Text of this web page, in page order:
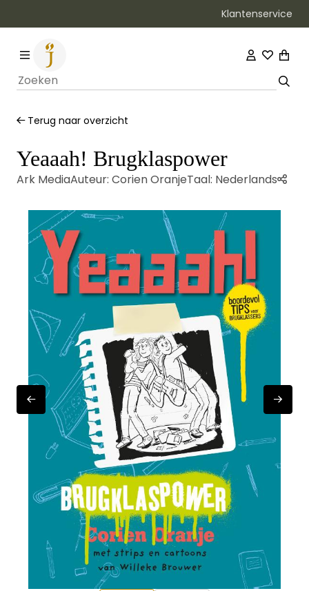
Klantenservice
Terug naar overzicht
Yeaaah! Brugklaspower
Ark MediaAuteur: Corien OranjeTaal: Nederlands